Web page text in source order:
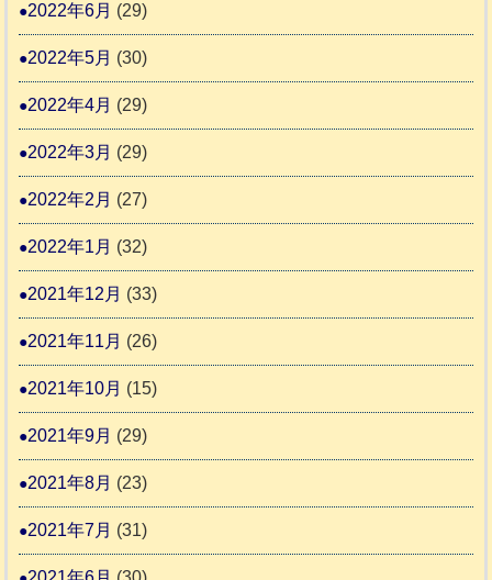
2022年6月 (29)
2022年5月 (30)
2022年4月 (29)
2022年3月 (29)
2022年2月 (27)
2022年1月 (32)
2021年12月 (33)
2021年11月 (26)
2021年10月 (15)
2021年9月 (29)
2021年8月 (23)
2021年7月 (31)